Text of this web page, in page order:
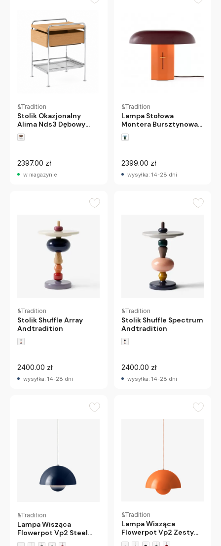
&Tradition
Stolik Okazjonalny
Alima Nds3 Dębowy
Andtradition
2397.00 zł
w magazynie
&Tradition
Lampa Stołowa
Montera Bursztynowa
Andtradition
2399.00 zł
wysyłka: 14-28 dni
&Tradition
Stolik Shuffle Array
Andtradition
2400.00 zł
wysyłka: 14-28 dni
&Tradition
Stolik Shuffle Spectrum
Andtradition
2400.00 zł
wysyłka: 14-28 dni
&Tradition
Lampa Wisząca
Flowerpot Vp2 Steel
Blue Andtradition
&Tradition
Lampa Wisząca
Flowerpot Vp2 Zesty
Orange Andtradition